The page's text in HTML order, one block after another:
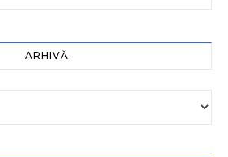
ARHIVĂ